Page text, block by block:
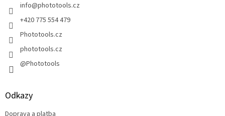
info@phototools.cz
+420 775 554 479
Phototools.cz
phototools.cz
@Phototools
Odkazy